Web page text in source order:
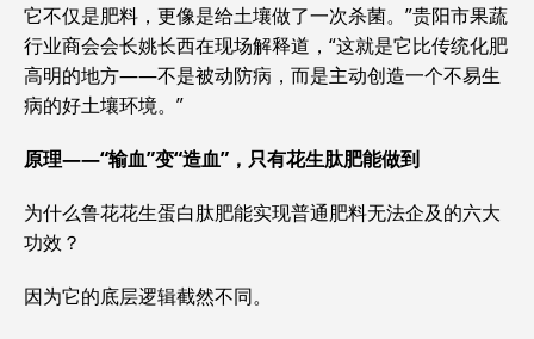
它不仅是肥料，更像是给土壤做了一次杀菌。”贵阳市果蔬
行业商会会长姚长西在现场解释道，“这就是它比传统化肥
高明的地方——不是被动防病，而是主动创造一个不易生
病的好土壤环境。”
原理——“输血”变“造血”，只有花生肽肥能做到
为什么鲁花花生蛋白肽肥能实现普通肥料无法企及的六大
功效？
因为它的底层逻辑截然不同。